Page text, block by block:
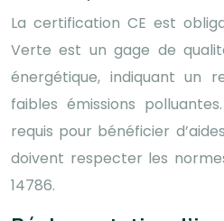
La certification CE est
Verte est un gage de
énergétique, indiquant un
faibles émissions
requis pour bénéficier
doivent respecter les
14786.